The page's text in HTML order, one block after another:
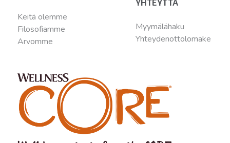
Keitä olemme
Filosofiamme
Arvomme
YHTEYTTÄ
Myymälähaku
Yhteydenottolomake